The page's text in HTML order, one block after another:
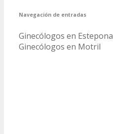
Navegación de entradas
Ginecólogos en Estepona
Ginecólogos en Motril